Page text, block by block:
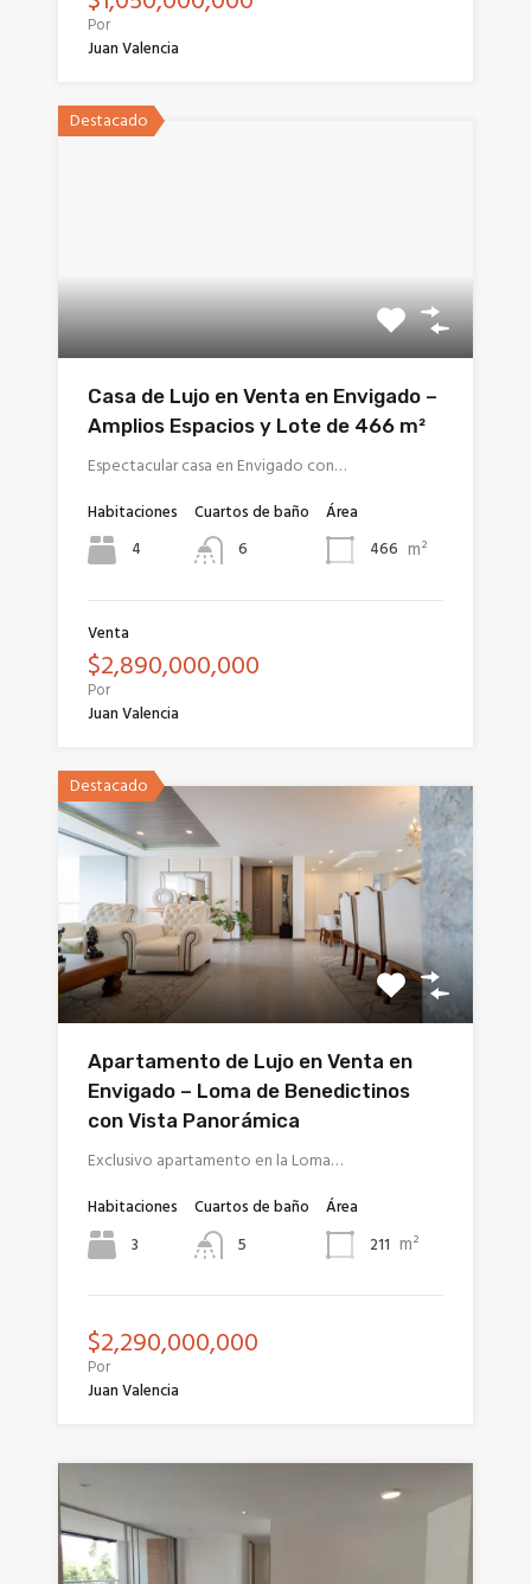
Por
Juan Valencia
Destacado
Casa de Lujo en Venta en Envigado –
Amplios Espacios y Lote de 466 m²
Espectacular casa en Envigado con…
Habitaciones
4
Cuartos de baño
6
Área
466 m²
Venta
$2,890,000,000
Por
Juan Valencia
Destacado
Apartamento de Lujo en Venta en
Envigado – Loma de Benedictinos
con Vista Panorámica
Exclusivo apartamento en la Loma…
Habitaciones
3
Cuartos de baño
5
Área
211 m²
$2,290,000,000
Por
Juan Valencia